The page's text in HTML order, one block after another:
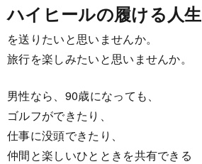
ハイヒールの履ける人生
を送りたいと思いませんか。
旅行を楽しみたいと思いませんか。
男性なら、90歳になっても、
ゴルフができたり、
仕事に没頭できたり、
仲間と楽しいひとときを共有できる